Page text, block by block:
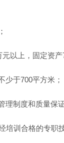
元以上，固定资产
少于700平方米；
理制度和质量保
培训合格的专职